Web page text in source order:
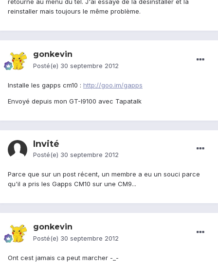
retourne au menu du tel. J'ai essayé de la désinstaller et la
reinstaller mais toujours le même problème.
gonkevin
Posté(e) 30 septembre 2012
Installe les gapps cm10 : http://goo.im/gapps
Envoyé depuis mon GT-I9100 avec Tapatalk
Invité
Posté(e) 30 septembre 2012
Parce que sur un post récent, un membre a eu un souci parce
qu'il a pris les Gapps CM10 sur une CM9...
gonkevin
Posté(e) 30 septembre 2012
Ont cest jamais ca peut marcher -_-